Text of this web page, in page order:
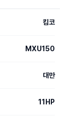
킴코
MXU150
대만
11HP